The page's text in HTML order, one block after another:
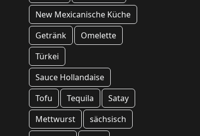
New Mexicanische Küche
Getränk
Omelette
Türkei
Sauce Hollandaise
Tofu
Tequila
Satay
Mettwurst
sächsisch